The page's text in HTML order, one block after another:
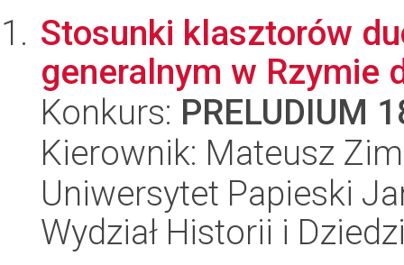
Stosunki klasztorów
generalnym w Rzymie
Konkurs: PRELUDIUM
Kierownik: Mateusz
Uniwersytet Papieski
Wydział Historii i